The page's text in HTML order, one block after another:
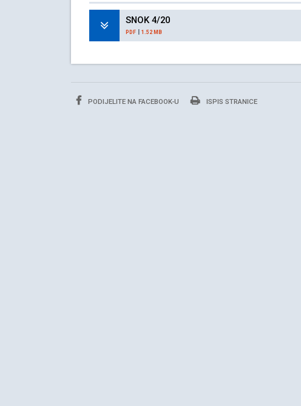
SNOK 4/20
PDF | 1.52 MB
PODIJELITE NA FACEBOOK-U ISPIS STRANICE